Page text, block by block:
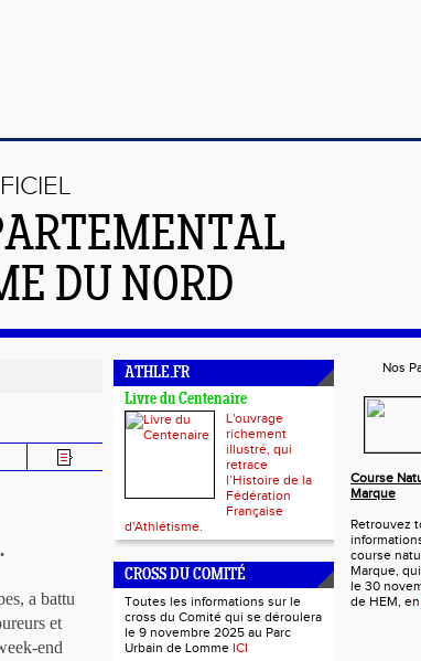
DU NORD
a battu
et
end
ATHLE.FR
Livre du Centenaire
L'ouvrage
richement
illustré, qui
retrace
l’Histoire de la
Fédération
Française
d'Athlétisme.
CROSS DU COMITÉ
Toutes les informations sur le
cross du Comité qui se déroulera
le 9 novembre 2025 au Parc
Urbain de Lomme ICI
Nos
Course
Marque
Retrouvez
course
Marque,
le 30
de HEM, en